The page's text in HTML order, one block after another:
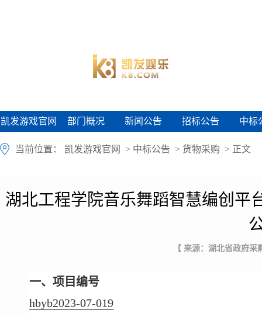
凯发游戏官网
凯发游戏官网 部门概况
部门概况 新闻公告
新闻公告 招标公告
招标公告 中标
中标
当前位置： 凯发游戏官网 > 中标公告 > 货物采购 > 正文
湖北工程学院音乐舞蹈智慧编创平
【 来源：湖北省政府
一、项目编号
hbyb2023-07-019